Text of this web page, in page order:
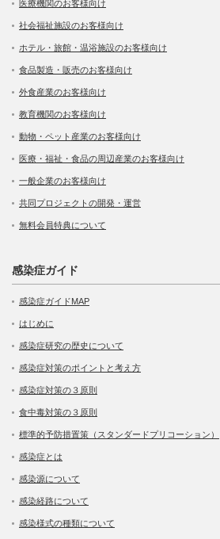
医療機関のお客様向け
社会福祉施設のお客様向け
ホテル・旅館・温浴施設のお客様向け
食品製造・販売のお客様向け
外食産業のお客様向け
教育機関のお客様向け
動物・ペット産業のお客様向け
医療・福祉・食品の周辺産業のお客様向け
一般企業のお客様向け
共同プロジェクトの開発・運営
無料会員特典について
感染症ガイド
感染症ガイドMAP
はじめに
感染症研究の歴史について
感染症対策のポイントと考え方
感染症対策の３原則
食中毒対策の３原則
標準的予防措置策（スタンダードプリコーション）
感染症とは
感染源について
感染経路について
感染様式の種類について